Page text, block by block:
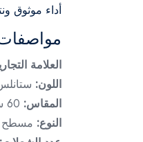
أداء موثوق
العلامة
اللون:
المقاس:
النوع: مسطح